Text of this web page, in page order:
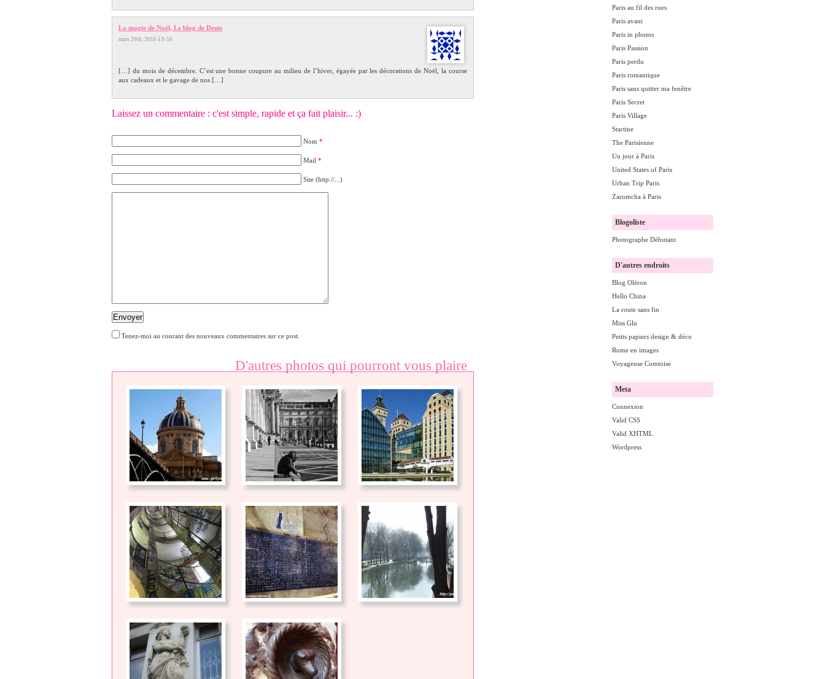
La magie de Noël, Le blog de Denis
mars 20th, 2010 à 9:50
[…] du mois de décembre. C’est une bonne coupure au milieu de l’hiver, égayée par les décorations de Noël, la course
aux cadeaux et le gavage de nos […]
Laissez un commentaire : c'est simple, rapide et ça fait plaisir... :)
Nom *
Mail *
Site (http://...)
Envoyer
Tenez-moi au courant des nouveaux commentaires sur ce post.
D'autres photos qui pourront vous plaire
Paris au fil des rues
Paris avant
Paris in photos
Paris Passion
Paris perdu
Paris romantique
Paris sans quitter ma fenêtre
Paris Secret
Paris Village
Startine
The Parisienne
Un jour à Paris
United States of Paris
Urban Trip Paris
Zaromcha à Paris
Blogoliste
Photographe Débutant
D'autres endroits
Blog Oléron
Hello China
La route sans fin
Miss Glu
Petits papiers design & déco
Rome en images
Voyageuse Comtoise
Meta
Connexion
Valid CSS
Valid XHTML
Wordpress